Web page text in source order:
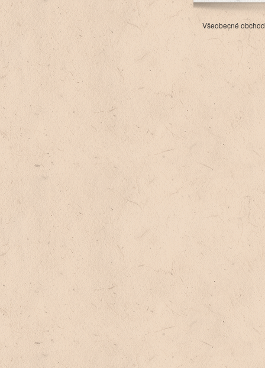
Všeobecné